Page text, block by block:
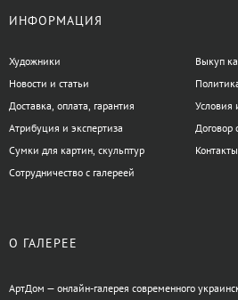
ИНФОРМАЦИЯ
Художники
Новости и статьи
Доставка, оплата, гарантия
Атрибуция и экспертиза
Сумки для картин, скульптур
Сотрудничество с галереей
Выкуп
Условия
Договор
Контакты
О ГАЛЕРЕЕ
АртДом — онлайн-галерея современного